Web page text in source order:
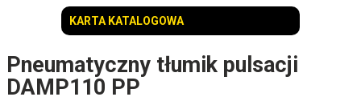
KARTA KATALOGOWA
Pneumatyczny tłumik pulsacji
DAMP110 PP